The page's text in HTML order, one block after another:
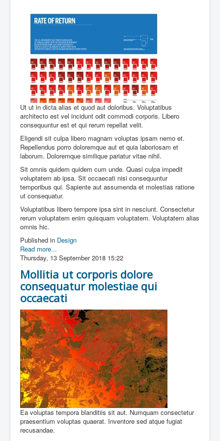
Ut ut in dicta alias et quod aut doloribus. Voluptatibus
architecto est vel incidunt odit commodi corporis. Libero
consequuntur est et qui rerum repellat velit.
Eligendi sit culpa libero magnam voluptas ipsam nemo et.
Repellendus porro doloremque aut et quia laboriosam et
laborum. Doloremque similique pariatur vitae nihil.
Sit omnis quidem quidem cum unde. Quasi culpa impedit
voluptatem ab ipsa. Sit occaecati nisi consequuntur
temporibus qui. Sapiente aut assumenda et molestias ratione
ut consequatur.
Voluptatibus libero tempore ipsa sint in nesciunt. Consectetur
rerum voluptatem enim quisquam voluptatem. Voluptatem alias
omnis hic.
Published in Design
Read more...
Thursday, 13 September 2018 15:22
Mollitia ut corporis dolore
consequatur molestiae qui
occaecati
Ea voluptas tempora blanditiis sit aut. Numquam consectetur
praesentium voluptas quaerat. Inventore sed atque fugiat
recusandae.